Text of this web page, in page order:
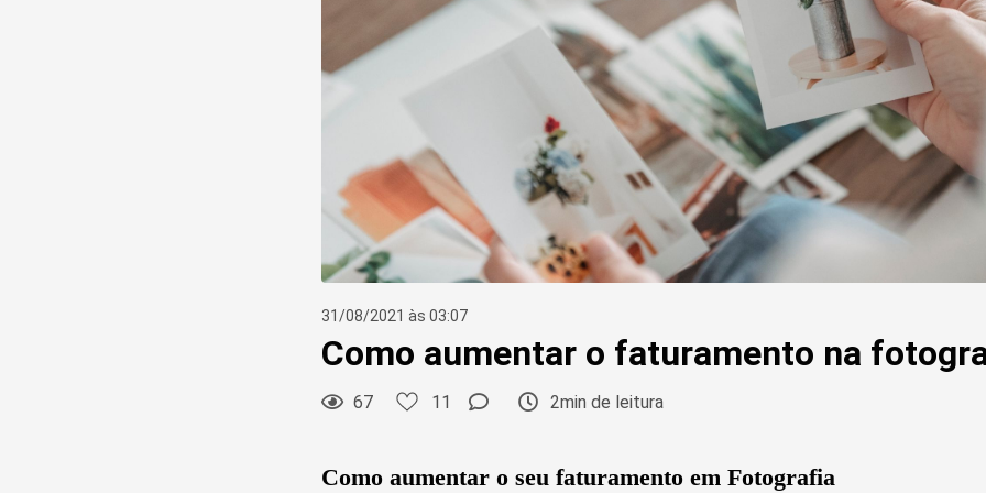
31/08/2021 às 03:07
Como aumentar o faturamento na
67 11 2min de leitura
Como aumentar o seu faturamento em Fotografia